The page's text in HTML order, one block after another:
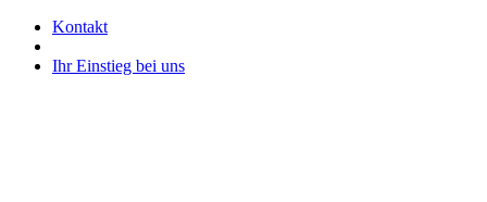
Kontakt
Ihr Einstieg bei uns